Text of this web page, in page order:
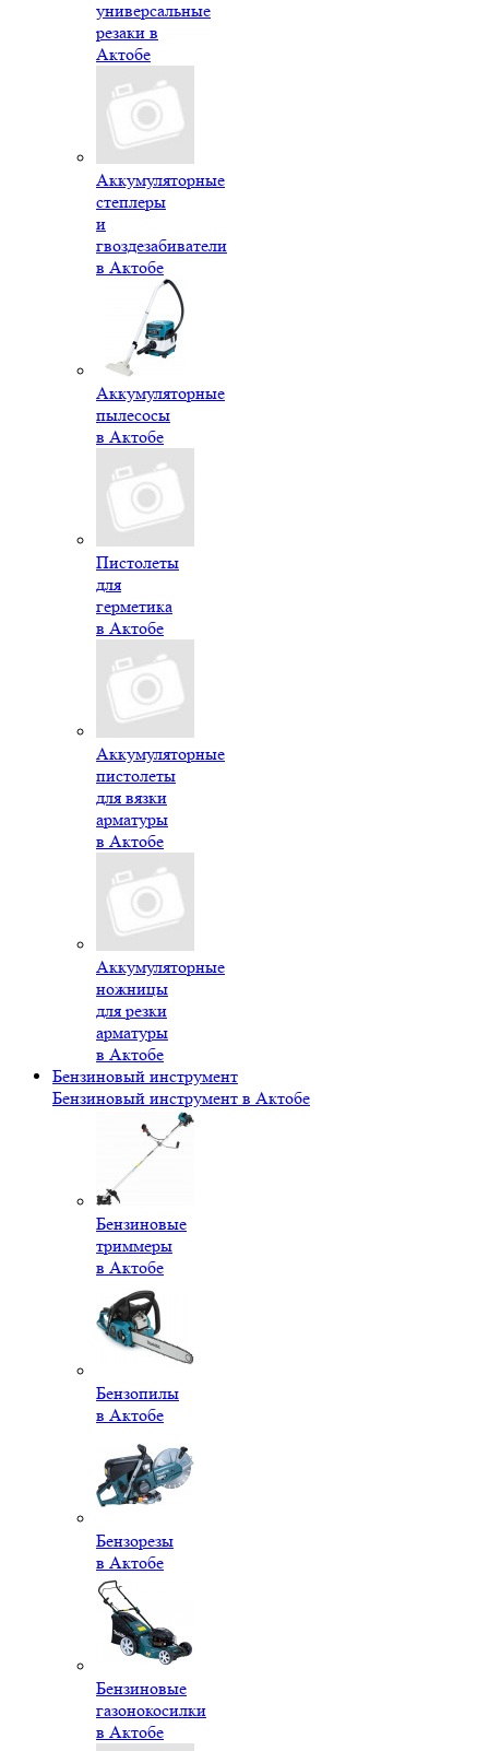
универсальные
резаки в
Актобе
Аккумуляторные
степлеры
и
гвоздезабиватели
в Актобе
Аккумуляторные
пылесосы
в Актобе
Пистолеты
для
герметика
в Актобе
Аккумуляторные
пистолеты
для вязки
арматуры
в Актобе
Аккумуляторные
ножницы
для резки
арматуры
в Актобе
Бензиновый инструмент
Бензиновый инструмент в Актобе
Бензиновые
триммеры
в Актобе
Бензопилы
в Актобе
Бензорезы
в Актобе
Бензиновые
газонокосилки
в Актобе